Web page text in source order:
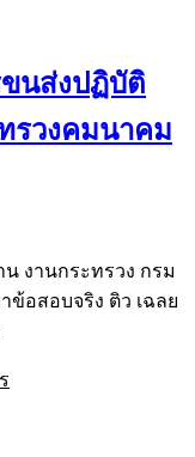
นส่งปฏิบัติ
รวงคมนาคม
งานกระทรวง กรม
ข้อสอบจริง ติว เฉลย